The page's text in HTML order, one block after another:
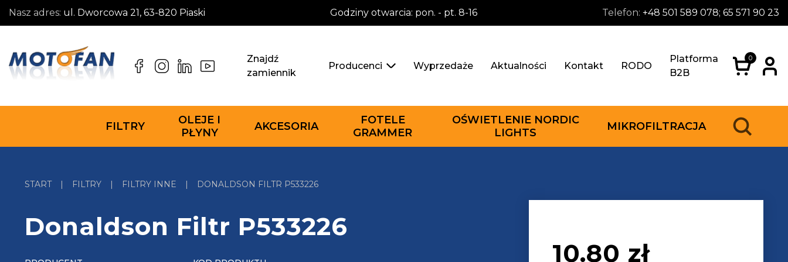
Nasz adres: ul. Dworcowa 21, 63-820 Piaski Godziny otwarcia: pon. - pt. 8-16 Telefon: +48 501 589 078; 65 571 90 23
Znajdź
zamiennik
Producenci Wyprzedaże Aktualności Kontakt RODO
Platforma
B2B
0
FILTRY
OLEJE I
PŁYNY
AKCESORIA
FOTELE
GRAMMER
OŚWIETLENIE NORDIC
LIGHTS
MIKROFILTRACJA
START | FILTRY | FILTRY INNE | DONALDSON FILTR P533226
Donaldson Filtr P533226
10.80 zł